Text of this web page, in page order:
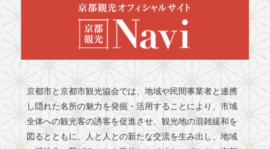
京都市と京都市観光協会では、地域や民間事業者と連携
し隠れた名所の魅力を発掘・活用することにより、市域
全体への観光客の誘客を促進させ、観光地の混雑緩和を
図るとともに、人と人との新たな交流を生み出し、地域